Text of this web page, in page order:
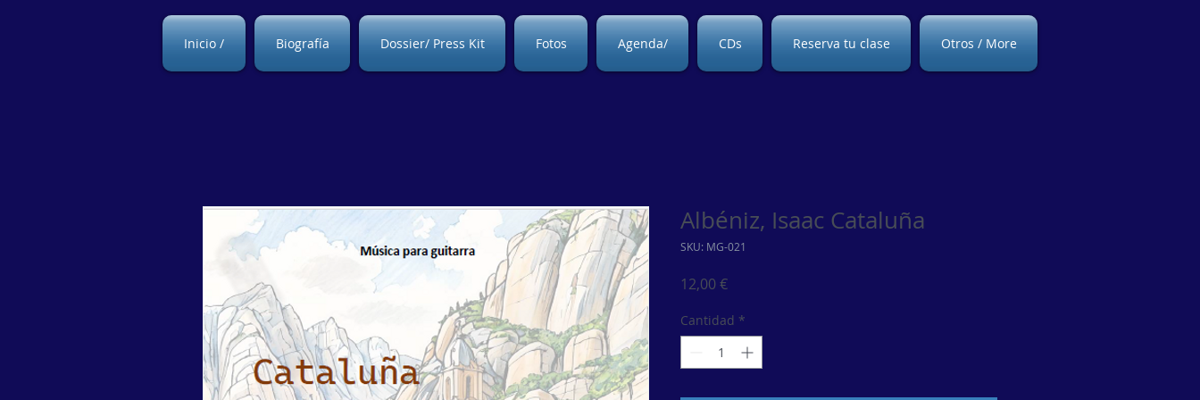
Inicio / Biografía Dossier/ Press Kit Fotos Agenda/ CDs Reserva tu clase Otros / More
Albéniz, Isaac Cataluña
SKU: MG-021
12,00 €Precio
Cantidad *